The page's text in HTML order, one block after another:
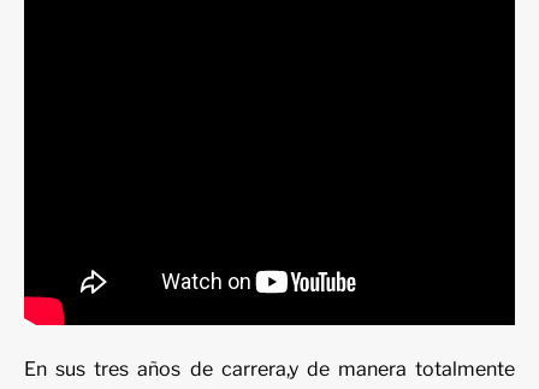
En sus tres años de carrera,y de manera totalmente